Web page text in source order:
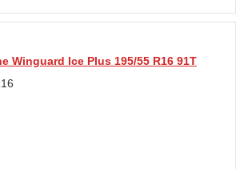
Winguard Ice Plus 195/55 R16 91T